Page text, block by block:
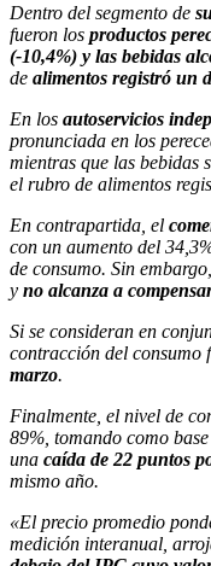
Dentro del segmento de
fueron los productos
(-10,4%) y las bebidas
de alimentos registró un
En los autoservicios
pronunciada en los
mientras que las bebidas
el rubro de alimentos
En contrapartida, el
con un aumento del
de consumo. Sin
y no alcanza a
Si se consideran en
contracción del consumo
marzo.
Finalmente, el nivel de
89%, tomando como
una caída de 22 puntos
mismo año.
«El precio promedio
medición interanual,